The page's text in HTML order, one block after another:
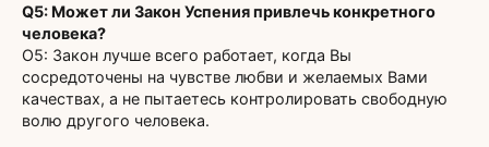
Q5: Может ли Закон Успения привлечь конкретного
человека?
О5: Закон лучше всего работает, когда Вы
сосредоточены на чувстве любви и желаемых Вами
качествах, а не пытаетесь контролировать свободную
волю другого человека.